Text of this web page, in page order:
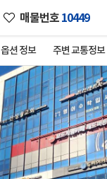
매물번호10449
옵션 정보 주변 교통정보